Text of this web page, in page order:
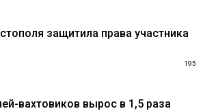
защитила права участника
195
вахтовиков вырос в 1,5 раза